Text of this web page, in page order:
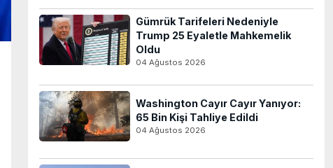
Gümrük Tarifeleri Nedeniyle
Trump 25 Eyaletle Mahkemelik
Oldu
04 Ağustos 2026
Washington Cayır Cayır Yanıyor:
65 Bin Kişi Tahliye Edildi
04 Ağustos 2026